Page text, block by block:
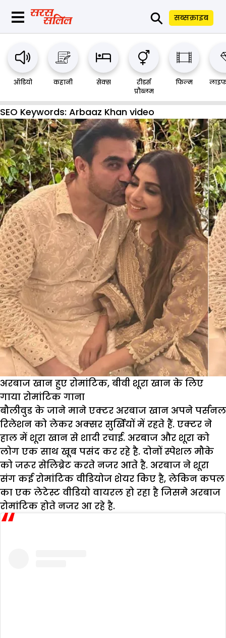
⚲ सब्सक्राइब
ऑडियो कहानी सेक्स
रीडर्स
प्रौब्लम
फिल्म
SEO Keywords: Arbaaz Khan video
अरबाज खान हुए रोमांटिक, बीवी शूरा खान के लिए
गाया रोमांटिक गाना
बौलीवुड के जाने माने एक्टर अरबाज खान अपने पर्सनल
रिलेशन को लेकर अक्सर सुर्खियों में रहते हैं. एक्टर ने
हाल में शूरा खान से शादी रचाई. अरबाज और शूरा को
लोग एक साथ खूब पसंद कर रहे है. दोनों स्पेशल मौके
को जरूर सेलिब्रेट करते नजर आते है. अरबाज ने शूरा
संग कई रोमांटिक वीडियोज शेयर किए है, लेकिन कपल
का एक लेटेस्ट वीडियो वायरल हो रहा है जिसमे अरबाज
रोमांटिक होते नजर आ रहे है.